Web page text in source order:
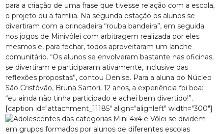
para a criação de uma frase que tivesse relação com a escola,
o projeto ou a família. Na segunda estação os alunos se
divertiram com a brincadeira “rouba bandeira”, em seguida
nos jogos de Minivôlei com arbitragem realizada por eles
mesmos e, para fechar, todos aproveitaram um lanche
comunitário. “Os alunos se envolveram bastante nas oficinas,
se divertiram e participaram ativamente, inclusive das
reflexões propostas”, contou Denise. Para a aluna do Núcleo
São Cristóvão, Bruna Sartori, 12 anos, a experiência foi boa:
“eu ainda não tinha participado e achei bem divertido!”.
[caption id="attachment_11185" align="alignleft" width="300"]